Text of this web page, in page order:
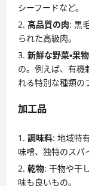
シーフードなど。
高品質の肉: 黒
られた高級肉。
新鮮な野菜・果物
の。例えば、有機
れる特別な種類の
加工品
調味料: 地域特
味噌、独特のスパ
乾物: 干物や干
味も良いもの。